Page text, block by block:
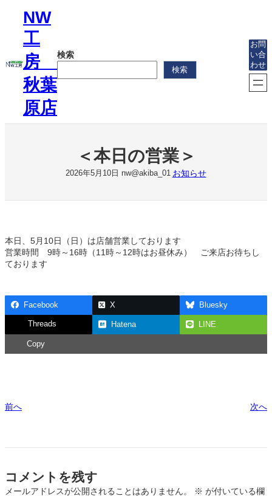
ッ
NW
工
房
秋葉
原店
検索
検索
お問
い合
わせ
＜本日の営業＞
2026年5月10日 nw@akiba_01 お知らせ
本日、5月10日（日）は店舗営業しております
営業時間 9時～16時（11時～12時はお昼休み） ご来店お待ちし
ております
Facebook X Bluesky
Threads Hatena LINE
Copy
前へ 次へ
コメントを残す
メールアドレスが公開されることはありません。 ※ が付いている欄